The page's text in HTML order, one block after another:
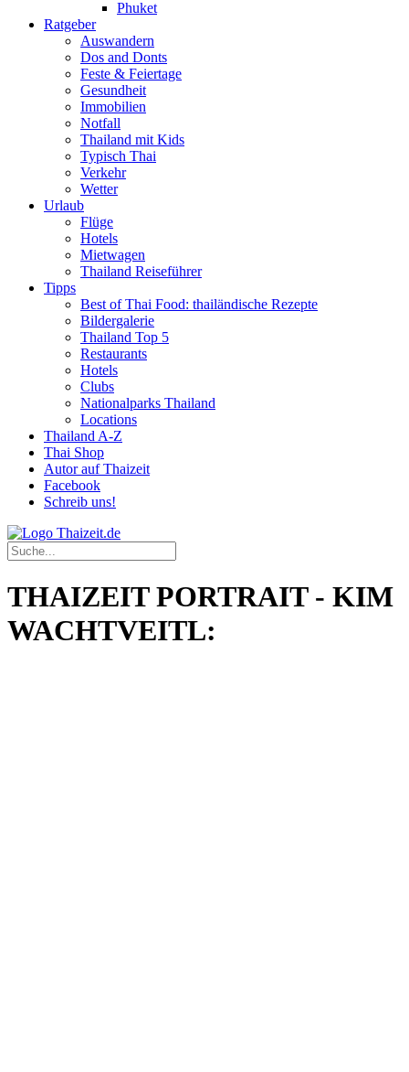
Phuket
Ratgeber
Auswandern
Dos and Donts
Feste & Feiertage
Gesundheit
Immobilien
Notfall
Thailand mit Kids
Typisch Thai
Verkehr
Wetter
Urlaub
Flüge
Hotels
Mietwagen
Thailand Reiseführer
Tipps
Best of Thai Food: thailändische Rezepte
Bildergalerie
Thailand Top 5
Restaurants
Hotels
Clubs
Nationalparks Thailand
Locations
Thailand A-Z
Thai Shop
Autor auf Thaizeit
Facebook
Schreib uns!
THAIZEIT PORTRAIT - KIM
WACHTVEITL: